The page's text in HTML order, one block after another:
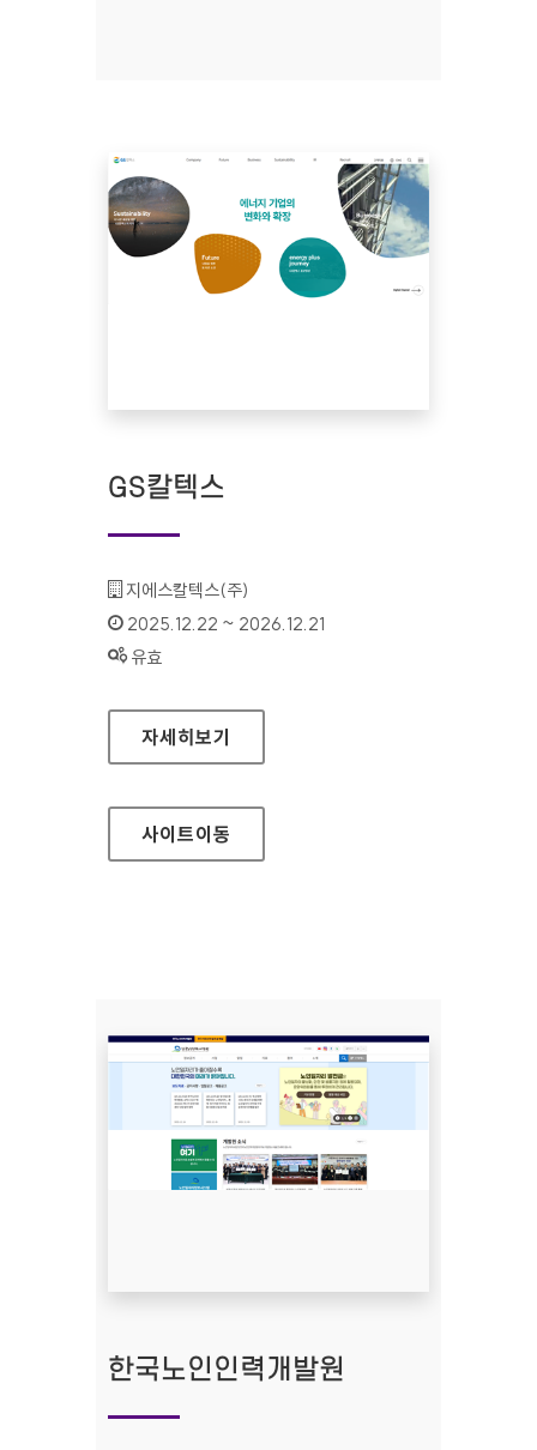
GS칼텍스
기관명 :
지에스칼텍스(주)
인증기간 :
2025.12.22 ~ 2026.12.21
상태 :
유효
GS칼텍스
자세히보기
사이트이동
한국노인인력개발원